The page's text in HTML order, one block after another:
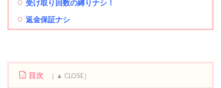
受け取り回数の縛りナシ！
返金保証ナシ
目次